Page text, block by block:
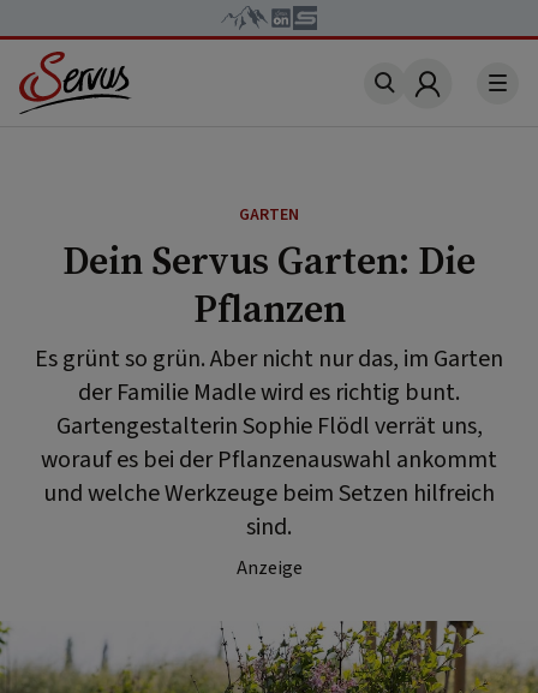
Account
GARTEN
Dein Servus Garten: Die
Pflanzen
Es grünt so grün. Aber nicht nur das, im Garten
der Familie Madle wird es richtig bunt.
Gartengestalterin Sophie Flödl verrät uns,
worauf es bei der Pflanzenauswahl ankommt
und welche Werkzeuge beim Setzen hilfreich
sind.
Anzeige